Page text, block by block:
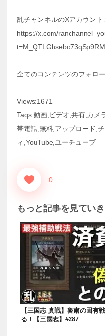
乱チャンネルのXアカウント↓
https://x.com/
全てのコンテンツのフォロ
Views:1671
Taqs:動画,ビデオ,共有,カメ
帯電話,無料,アップロード,
ィ,YouTube,ユーチューブ
0
もっと記事を見てい
【三国志 真戦】魯粛の固有
る！【三國志】#287